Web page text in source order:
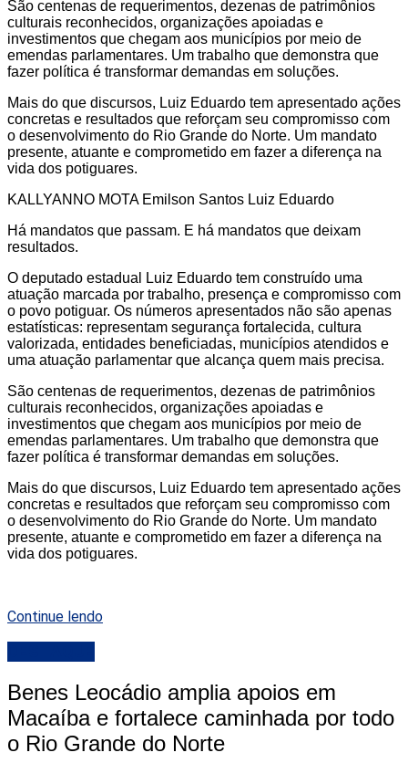
São centenas de requerimentos, dezenas de patrimônios
culturais reconhecidos, organizações apoiadas e
investimentos que chegam aos municípios por meio de
emendas parlamentares. Um trabalho que demonstra que
fazer política é transformar demandas em soluções.
Mais do que discursos, Luiz Eduardo tem apresentado ações
concretas e resultados que reforçam seu compromisso com
o desenvolvimento do Rio Grande do Norte. Um mandato
presente, atuante e comprometido em fazer a diferença na
vida dos potiguares.
KALLYANNO MOTA Emilson Santos Luiz Eduardo
Há mandatos que passam. E há mandatos que deixam
resultados.
O deputado estadual Luiz Eduardo tem construído uma
atuação marcada por trabalho, presença e compromisso com
o povo potiguar. Os números apresentados não são apenas
estatísticas: representam segurança fortalecida, cultura
valorizada, entidades beneficiadas, municípios atendidos e
uma atuação parlamentar que alcança quem mais precisa.
São centenas de requerimentos, dezenas de patrimônios
culturais reconhecidos, organizações apoiadas e
investimentos que chegam aos municípios por meio de
emendas parlamentares. Um trabalho que demonstra que
fazer política é transformar demandas em soluções.
Mais do que discursos, Luiz Eduardo tem apresentado ações
concretas e resultados que reforçam seu compromisso com
o desenvolvimento do Rio Grande do Norte. Um mandato
presente, atuante e comprometido em fazer a diferença na
vida dos potiguares.
Continue lendo
Benes Leocádio amplia apoios em
Macaíba e fortalece caminhada por todo
o Rio Grande do Norte